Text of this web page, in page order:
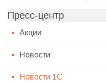
Пресс-центр
Акции
Новости
Новости 1С